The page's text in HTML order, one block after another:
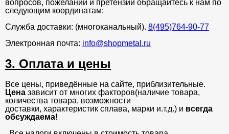
вопросов, пожеланий и претензий обращайтесь к нам по
следующим координатам:
Служба доставки: (многоканальный). 8(495)764-90-77
Электронная почта: info@shopmetal.ru
3. Оплата и цены
Все цены, приведённые на сайте, приблизительные.
Цена зависит от многих факторов(наличие товара,
количества товара, возможности
доставки, характеристик сплава, марки и.т.д.) и всегда
обсуждаема!